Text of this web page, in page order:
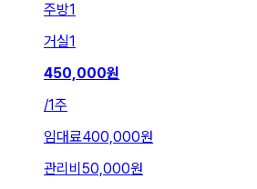
주방1
거실1
450,000원
/1주
임대료400,000원
관리비 50,000원